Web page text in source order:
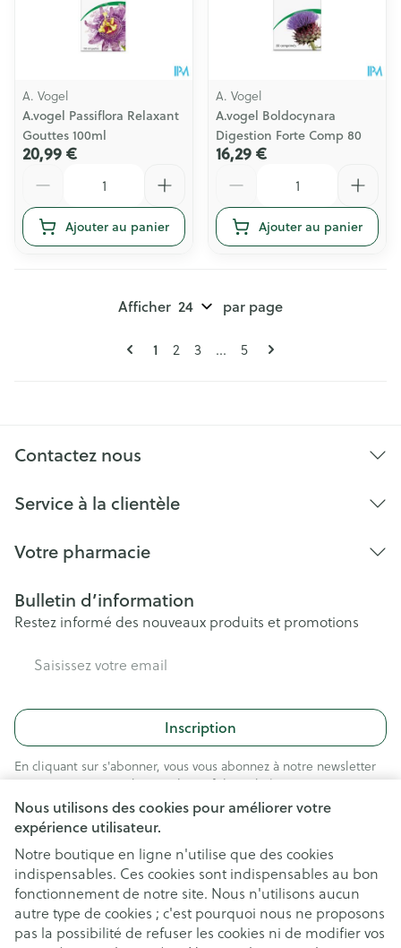
Nous utilisons des cookies pour améliorer votre
expérience utilisateur.
Notre boutique en ligne n'utilise que des cookies
indispensables. Ces cookies sont indispensables au bon
fonctionnement de notre site. Nous n'utilisons aucun
autre type de cookies ; c'est pourquoi nous ne proposons
pas la possibilité de refuser les cookies ni de modifier vos
A. Vogel
A.vogel Passiflora Relaxant
Gouttes 100ml
20,99 €
Ajouter au panier
A. Vogel
A.vogel Boldocynara
Digestion Forte Comp 80
16,29 €
Ajouter au panier
Pages
Vous lisez actuellement la page
1 Page
2 Page
3 ... Page
5
Afficher par page
Contactez nous
Service à la clientèle
Votre pharmacie
Bulletin d’information
Restez informé des nouveaux produits et promotions
Inscription
En cliquant sur s'abonner, vous vous abonnez à notre newsletter
et acceptez notrepolitique de confidentialité.